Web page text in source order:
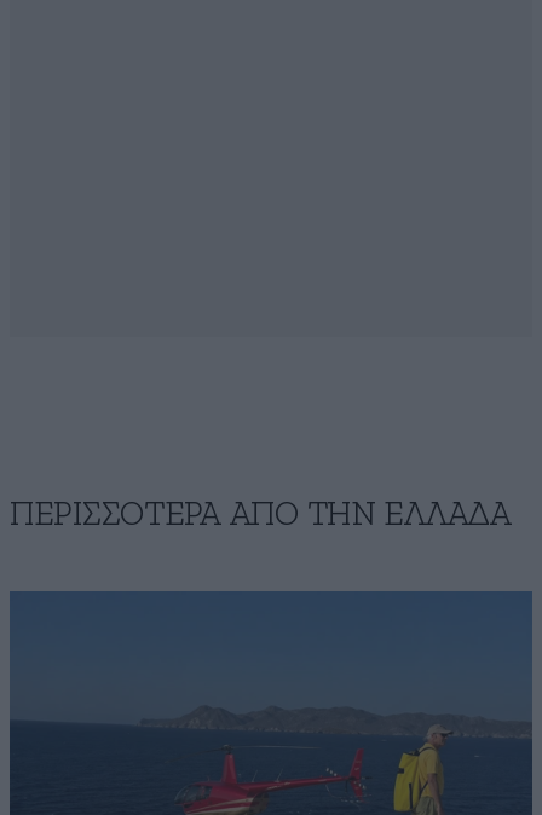
ΠΕΡΙΣΣΟΤΕΡΑ ΑΠΟ ΤΗΝ ΕΛΛΑΔΑ